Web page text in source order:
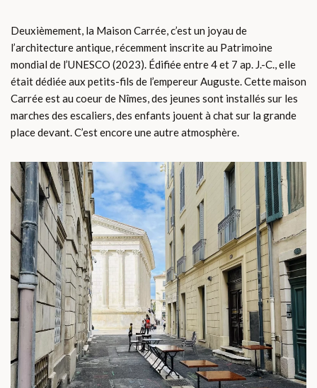
Deuxièmement, la Maison Carrée, c’est un joyau de
l’architecture antique, récemment inscrite au Patrimoine
mondial de l’UNESCO (2023). Édifiée entre 4 et 7 ap. J.-C., elle
était dédiée aux petits-fils de l’empereur Auguste. Cette maison
Carrée est au coeur de Nîmes, des jeunes sont installés sur les
marches des escaliers, des enfants jouent à chat sur la grande
place devant. C’est encore une autre atmosphère.